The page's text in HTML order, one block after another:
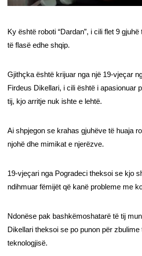
Ky është roboti “Dardan”, i cili flet 9
të flasë edhe shqip.
Gjithçka është krijuar nga një 19-vjeçar
Firdeus Dikellari, i cili është i apasionuar
tij, kjo arritje nuk ishte e lehtë.
Ai shpjegon se krahas gjuhëve të huaja
njohë dhe mimikat e njerëzve.
19-vjeçari nga Pogradeci theksoi se kjo
ndihmuar fëmijët që kanë probleme me
Ndonëse pak bashkëmoshatarë të tij
Dikellari theksoi se po punon për zbulime
teknologjisë.